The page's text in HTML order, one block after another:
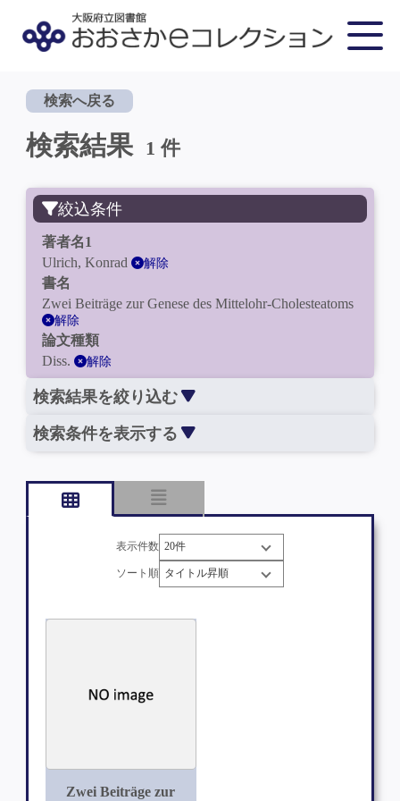
検索へ戻る
検索結果 1 件
絞込条件
著者名1
Ulrich, Konrad
解除
書名
Zwei Beiträge zur Genese des Mittelohr-Cholesteatoms
解除
論文種類
Diss.
解除
検索結果を絞り込む
検索条件を表示する
表示件数
ソート順
Zwei Beiträge zur